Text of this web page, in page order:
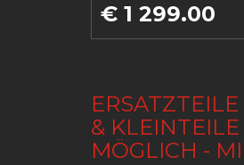
€ 1 299.00
&
MÖGLICH -